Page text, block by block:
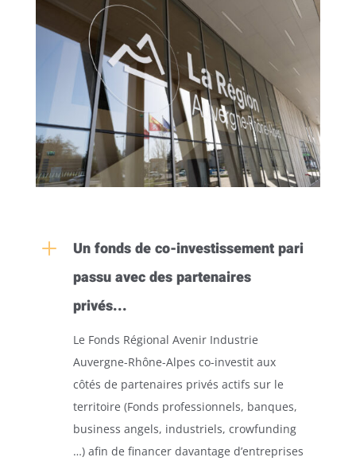
L
Un fonds de co-investissement pari
passu avec des partenaires
privés...
Le Fonds Régional Avenir Industrie
Auvergne-Rhône-Alpes co-investit aux
côtés de partenaires privés actifs sur le
territoire (Fonds professionnels, banques,
business angels, industriels, crowfunding
…) afin de financer davantage d’entreprises